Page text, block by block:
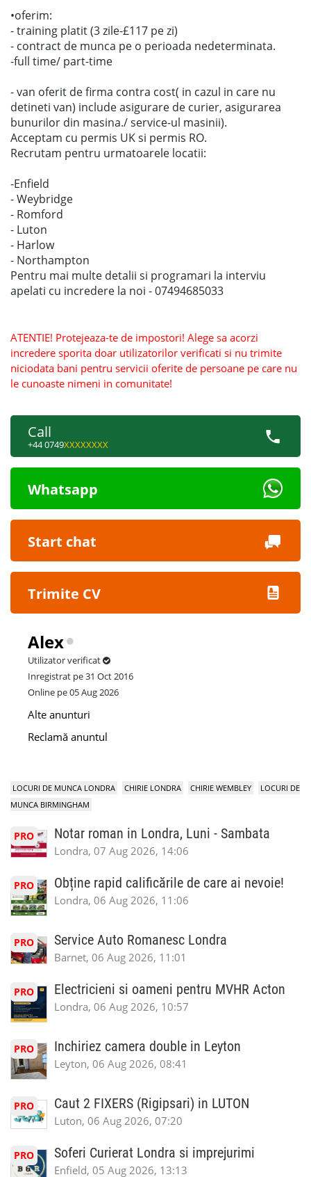
•oferim:
- training platit (3 zile-£117 pe zi)
- contract de munca pe o perioada nedeterminata.
-full time/ part-time
- van oferit de firma contra cost( in cazul in care nu
detineti van) include asigurare de curier, asigurarea
bunurilor din masina./ service-ul masinii).
Acceptam cu permis UK si permis RO.
Recrutam pentru urmatoarele locatii:
-Enfield
- Weybridge
- Romford
- Luton
- Harlow
- Northampton
Pentru mai multe detalii si programari la interviu
apelati cu incredere la noi - 07494685033
ATENTIE! Protejeaza-te de impostori! Alege sa acorzi
incredere sporita doar utilizatorilor verificati si nu trimite
niciodata bani pentru servicii oferite de persoane pe care nu
le cunoaste nimeni in comunitate!
Call
+44 0749XXXXXXXX
Whatsapp
Start chat
Trimite CV
Alex
Utilizator verificat
Inregistrat pe 31 Oct 2016
Online pe 05 Aug 2026
Alte anunturi
Reclamă anuntul
LOCURI DE MUNCA LONDRA CHIRIE LONDRA CHIRIE WEMBLEY
LOCURI DE
MUNCA BIRMINGHAM
PRO Notar roman in Londra, Luni - Sambata
Londra, 07 Aug 2026, 14:06
PRO Obține rapid calificările de care ai nevoie!
Londra, 06 Aug 2026, 11:06
PRO Service Auto Romanesc Londra
Barnet, 06 Aug 2026, 11:01
PRO Electricieni si oameni pentru MVHR Acton
Londra, 06 Aug 2026, 10:57
PRO Inchiriez camera double in Leyton
Leyton, 06 Aug 2026, 08:41
PRO Caut 2 FIXERS (Rigipsari) in LUTON
Luton, 06 Aug 2026, 07:20
PRO Soferi Curierat Londra si imprejurimi
Enfield, 05 Aug 2026, 13:13